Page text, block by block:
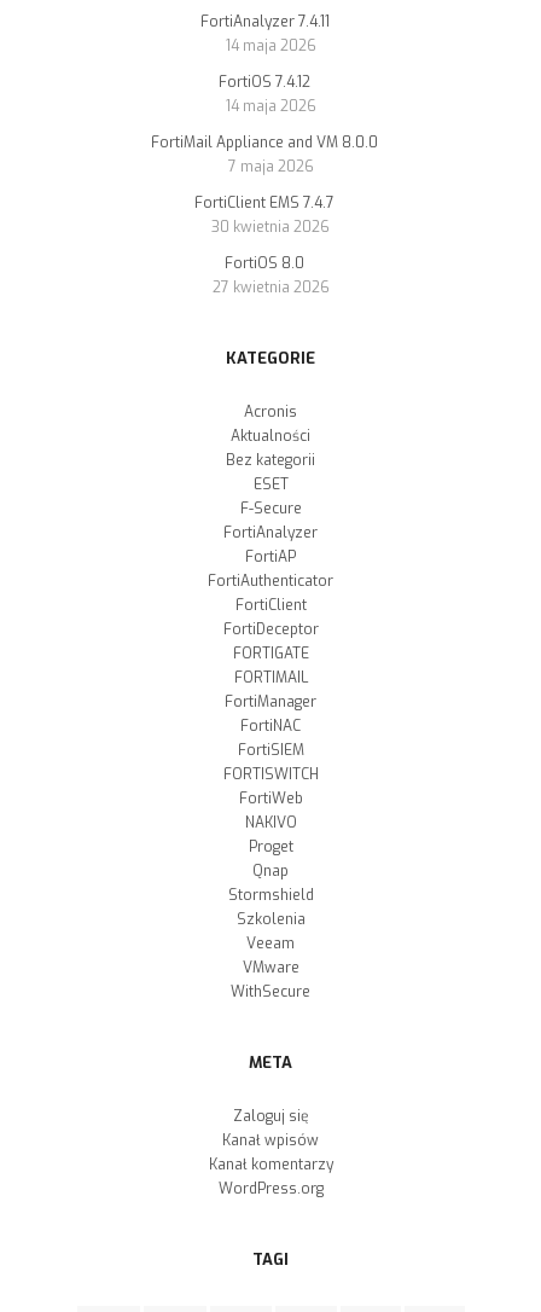
FortiAnalyzer 7.4.11
14 maja 2026
FortiOS 7.4.12
14 maja 2026
FortiMail Appliance and VM 8.0.0
7 maja 2026
FortiClient EMS 7.4.7
30 kwietnia 2026
FortiOS 8.0
27 kwietnia 2026
KATEGORIE
Acronis
Aktualności
Bez kategorii
ESET
F-Secure
FortiAnalyzer
FortiAP
FortiAuthenticator
FortiClient
FortiDeceptor
FORTIGATE
FORTIMAIL
FortiManager
FortiNAC
FortiSIEM
FORTISWITCH
FortiWeb
NAKIVO
Proget
Qnap
Stormshield
Szkolenia
Veeam
VMware
WithSecure
META
Zaloguj się
Kanał wpisów
Kanał komentarzy
WordPress.org
TAGI